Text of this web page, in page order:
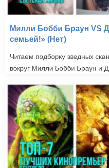
Милли Бобби Браун VS
семьей!» (Нет)
Читаем подборку зведных
вокруг Милли Бобби Браун и